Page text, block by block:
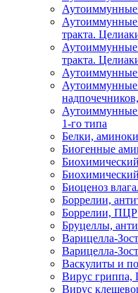
Аутоиммунные
Аутоиммунные
тракта.
Аутоиммунные
тракта.
Аутоиммунные
Аутоиммунные
Аутоиммунные
1-го типа
Белки,
Биогенные
Биоценоз
Боррелии,
Боррелии, ПЦР
Бруцеллы,
Варицелла-
Варицелла-
Васкулиты и
Вирус
Вирус